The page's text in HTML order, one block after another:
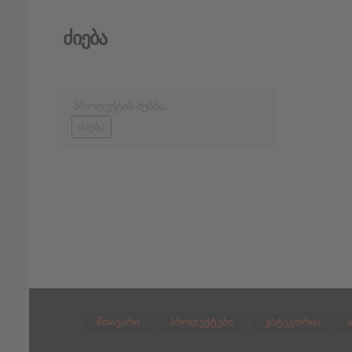
Ძიება
მთავარი პროდუქტები კატეგორია